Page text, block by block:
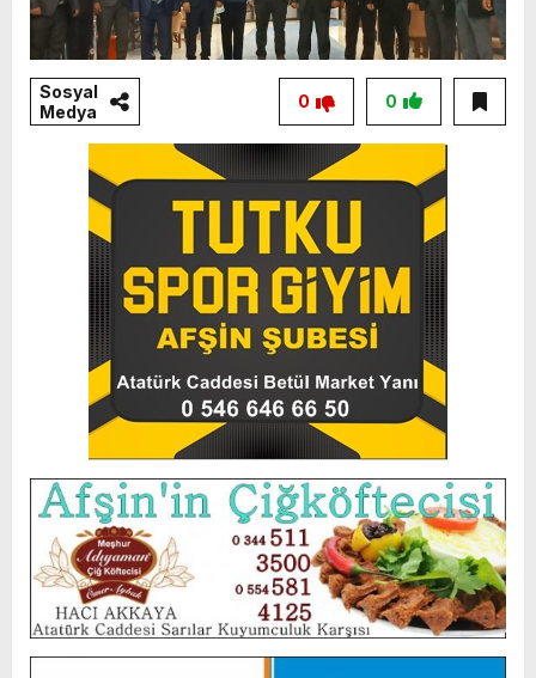
Sosyal
Medya
0
0